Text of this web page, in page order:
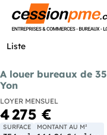
Liste
A louer bureaux de
Yon
LOYER MENSUEL
4 275 €
SURFACE MONTANT AU M²